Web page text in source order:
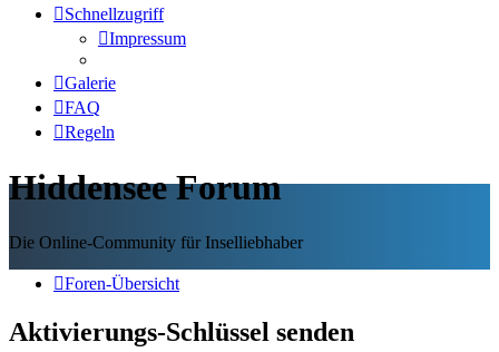
Schnellzugriff
Impressum
Galerie
FAQ
Regeln
Hiddensee Forum
Die Online-Community für Inselliebhaber
Foren-Übersicht
Aktivierungs-Schlüssel senden